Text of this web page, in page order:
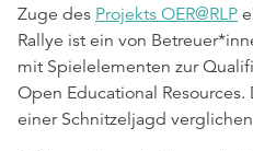
Zuge des Projekts OER@RLP
Rallye ist ein von
mit Spielelementen zur
Open Educational Resources.
einer Schnitzeljagd